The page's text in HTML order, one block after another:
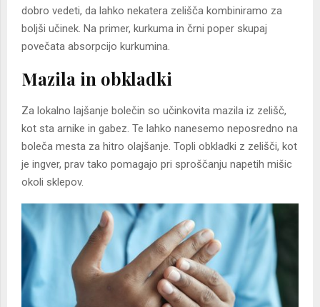
dobro vedeti, da lahko nekatera zelišča kombiniramo za
boljši učinek. Na primer, kurkuma in črni poper skupaj
povečata absorpcijo kurkumina.
Mazila in obkladki
Za lokalno lajšanje bolečin so učinkovita mazila iz zelišč,
kot sta arnike in gabez. Te lahko nanesemo neposredno na
boleča mesta za hitro olajšanje. Topli obkladki z zelišči, kot
je ingver, prav tako pomagajo pri sproščanju napetih mišic
okoli sklepov.